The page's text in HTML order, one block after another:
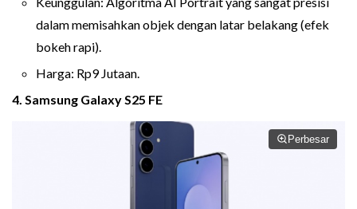
dalam memisahkan objek dengan latar belakang (efek
bokeh rapi).
Harga: Rp9 Jutaan.
4. Samsung Galaxy S25 FE
Perbesar